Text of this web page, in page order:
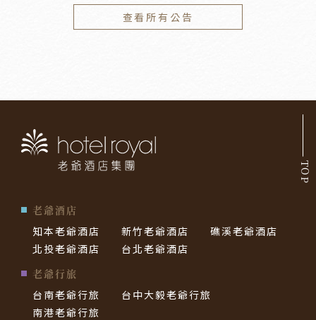
查看所有公告
TOP
老爺酒店
知本老爺酒店
新竹老爺酒店
礁溪老爺酒店
北投老爺酒店
台北老爺酒店
老爺行旅
台南老爺行旅
台中大毅老爺行旅
南港老爺行旅